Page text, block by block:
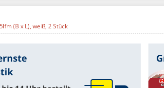
(B x L), weiß, 2 Stück